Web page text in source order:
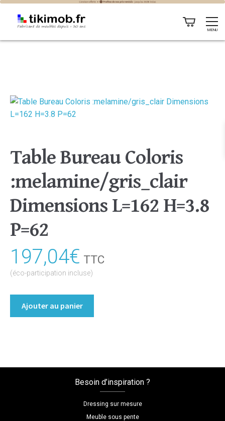
MENU
Table Bureau Coloris
:melamine/gris_clair
Dimensions L=162 H=3.8
P=62
197,04€ TTC
(éco-participation incluse)
Ajouter au panier
Besoin d’inspiration ?
Dressing sur mesure
Meuble sous pente